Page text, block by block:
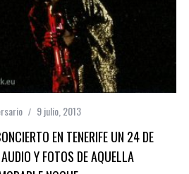
9 julio, 2013
EN TENERIFE UN 24 DE
Y FOTOS DE AQUELLA